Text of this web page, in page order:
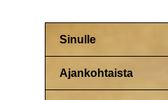
Sinulle
Ajankohtaista